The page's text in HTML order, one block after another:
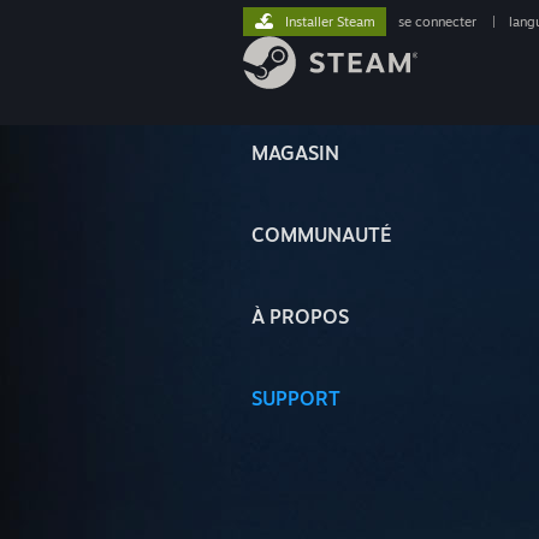
MAGASIN
COMMUNAUTÉ
À PROPOS
SUPPORT
Installer Steam se connecter